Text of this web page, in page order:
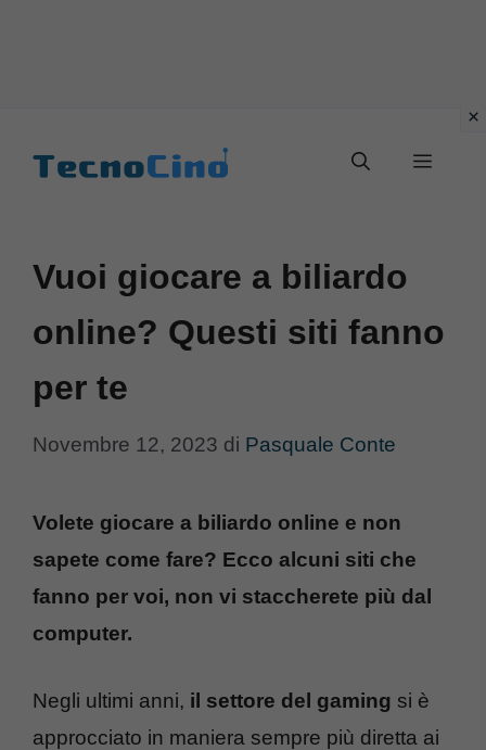
Menu
Vuoi giocare a biliardo
online? Questi siti fanno
per te
Novembre 12, 2023 di Pasquale Conte
Volete giocare a biliardo online e non
sapete come fare? Ecco alcuni siti che
fanno per voi, non vi staccherete più dal
computer.
Negli ultimi anni, il settore del gaming si è
approcciato in maniera sempre più diretta ai